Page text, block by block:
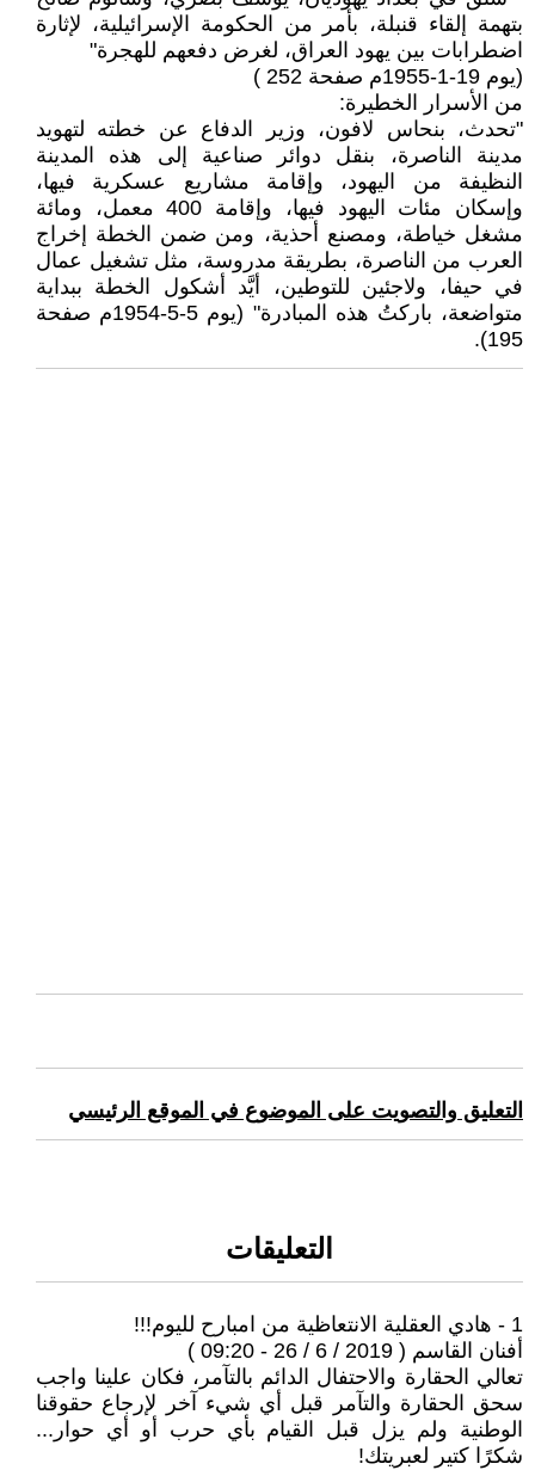
بتهمة إلقاء قنبلة، بأمر من الحكومة الإسرائيلية، لإثارة
اضطرابات بين يهود العراق، لغرض دفعهم للهجرة"
(يوم 19-1-1955م صفحة 252 )
من الأسرار الخطيرة:
"تحدث، بنحاس لافون، وزير الدفاع عن خطته لتهويد
مدينة الناصرة، بنقل دوائر صناعية إلى هذه المدينة
النظيفة من اليهود، وإقامة مشاريع عسكرية فيها،
وإسكان مئات اليهود فيها، وإقامة 400 معمل، ومائة
مشغل خياطة، ومصنع أحذية، ومن ضمن الخطة إخراج
العرب من الناصرة، بطريقة مدروسة، مثل تشغيل عمال
في حيفا، ولاجئين للتوطين، أيَّد أشكول الخطة ببداية
متواضعة، باركتُ هذه المبادرة" (يوم 5-5-1954م صفحة
195).
التعليق والتصويت على الموضوع في الموقع الرئيسي
التعليقات
1 - هادي العقلية الانتعاظية من امبارح لليوم!!!
أفنان القاسم ( 2019 / 6 / 26 - 09:20 )
تعالي الحقارة والاحتفال الدائم بالتآمر، فكان علينا واجب
سحق الحقارة والتآمر قبل أي شيء آخر لإرجاع حقوقنا
الوطنية ولم يزل قبل القيام بأي حرب أو أي حوار...
شكرًا كتير لعبريتك!